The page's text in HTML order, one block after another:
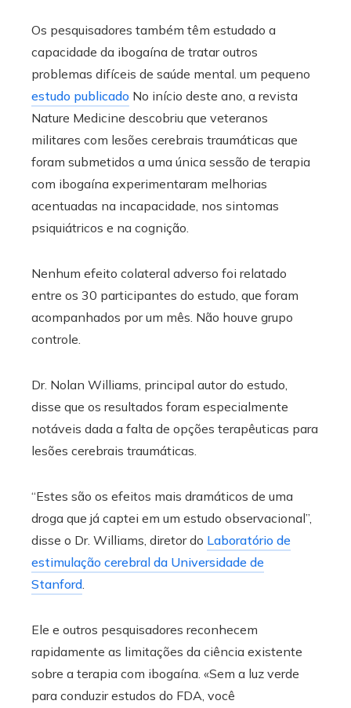
Os pesquisadores também têm estudado a
capacidade da ibogaína de tratar outros
problemas difíceis de saúde mental. um pequeno
estudo publicado No início deste ano, a revista
Nature Medicine descobriu que veteranos
militares com lesões cerebrais traumáticas que
foram submetidos a uma única sessão de terapia
com ibogaína experimentaram melhorias
acentuadas na incapacidade, nos sintomas
psiquiátricos e na cognição.
Nenhum efeito colateral adverso foi relatado
entre os 30 participantes do estudo, que foram
acompanhados por um mês. Não houve grupo
controle.
Dr. Nolan Williams, principal autor do estudo,
disse que os resultados foram especialmente
notáveis ​​dada a falta de opções terapêuticas para
lesões cerebrais traumáticas.
“Estes são os efeitos mais dramáticos de uma
droga que já captei em um estudo observacional”,
disse o Dr. Williams, diretor do Laboratório de
estimulação cerebral da Universidade de
Stanford
Ele e outros pesquisadores reconhecem
rapidamente as limitações da ciência existente
sobre a terapia com ibogaína. «Sem a luz verde
para conduzir estudos do FDA, você